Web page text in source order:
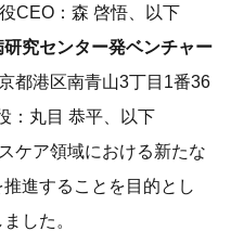
CEO：森 啓悟、以下
研究センター発ベンチャー
都港区南青山3丁目1番36
：丸目 恭平、以下
ケア領域における新たな
進することを目的とし
した。